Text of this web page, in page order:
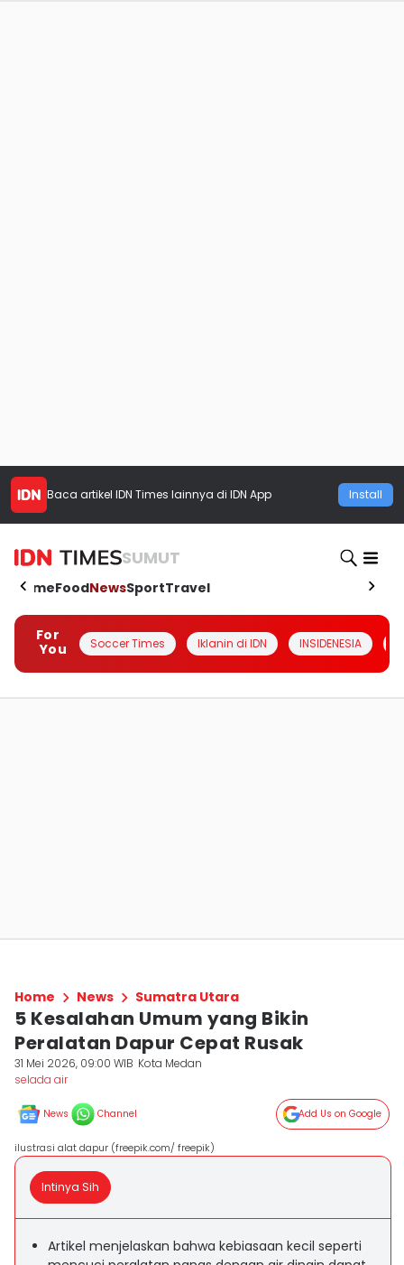
Baca artikel IDN Times lainnya di IDN App Install
SUMUT
HomeFoodNewsSportTravel
For
You
Soccer Times Iklanin di IDN INSIDENESIA
Home News Sumatra Utara
5 Kesalahan Umum yang Bikin
Peralatan Dapur Cepat Rusak
31 Mei 2026, 09:00 WIB Kota Medan
selada air
News Channel Add Us on Google
ilustrasi alat dapur (freepik.com/ freepik)
Intinya Sih
Artikel menjelaskan bahwa kebiasaan kecil seperti